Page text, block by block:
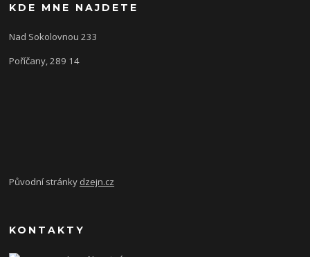
KDE MNE NAJDETE
Nad Sokolovnou 233
Poříčany, 289 14
Původní stránky dzejn.cz
KONTAKTY